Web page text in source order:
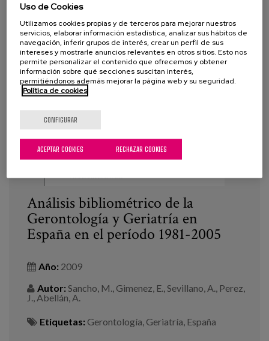
Análisis bibliométrico de la
Gerontología y Geriatría en
España en el período 1981-2005
Año: 2009
Autor: Sancho, M., Gimenez, E., Sevillano, A., Perez,
J., Abellán, A.
Etiquetas: Gerontología, Geriatría, España
Uso de Cookies
Utilizamos cookies propias y de terceros para mejorar nuestros
servicios, elaborar información estadística, analizar sus hábitos de
navegación, inferir grupos de interés, crear un perfil de sus
intereses y mostrarle anuncios relevantes en otros sitios. Esto nos
permite personalizar el contenido que ofrecemos y obtener
información sobre qué secciones suscitan interés,
permitiéndonos además mejorar la página web y su seguridad.
Política de cookies
CONFIGURAR
RECHAZAR COOKIES
ACEPTAR COOKIES